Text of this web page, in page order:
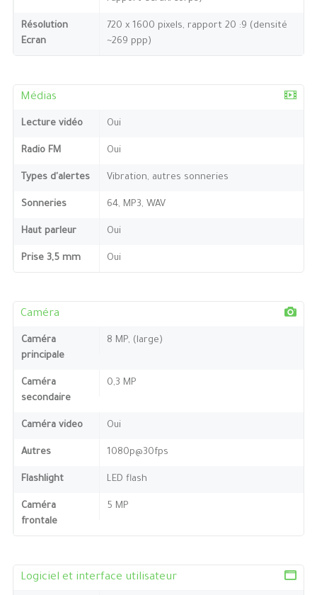
Résolution
Ecran
720 x 1600 pixels, rapport 20 :9 (densité
~269 ppp)
Médias
Lecture vidéo Oui
Radio FM Oui
Types d'alertes Vibration, autres sonneries
Sonneries 64, MP3, WAV
Haut parleur Oui
Prise 3,5 mm Oui
Caméra
Caméra
principale
8 MP, (large)
Caméra
secondaire
0,3 MP
Caméra video Oui
Autres 1080p@30fps
Flashlight LED flash
Caméra
frontale
5 MP
Logiciel et interface utilisateur